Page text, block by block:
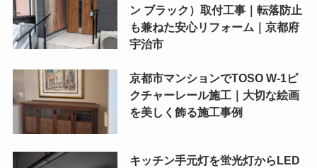
ン ブラック）取付工事｜転落防止
も兼ねた安心リフォーム｜京都府
宇治市
京都市マンションでTOSO W-1ピ
クチャーレール施工｜大切な絵画
を美しく飾る施工事例
キッチン手元灯を蛍光灯からLED